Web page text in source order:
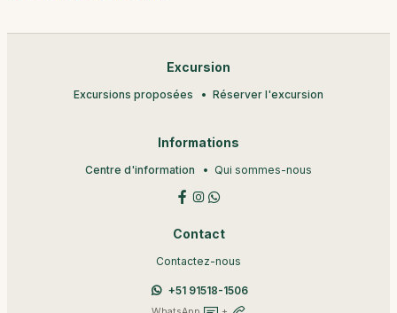
Excursion
Excursions proposées Réserver l'excursion
Informations
Centre d'information Qui sommes-nous
Contact
Contactez-nous
+51 91518-1506